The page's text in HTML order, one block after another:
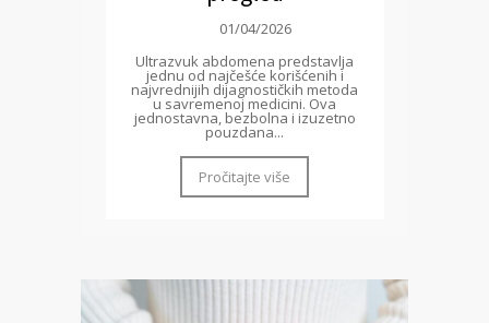
01/04/2026
Ultrazvuk abdomena predstavlja
jednu od najčešće korišćenih i
najvrednijih dijagnostičkih metoda
u savremenoj medicini. Ova
jednostavna, bezbolna i izuzetno
pouzdana...
Pročitajte više